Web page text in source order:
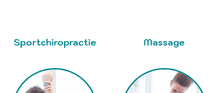
Sportchiropractie Massage